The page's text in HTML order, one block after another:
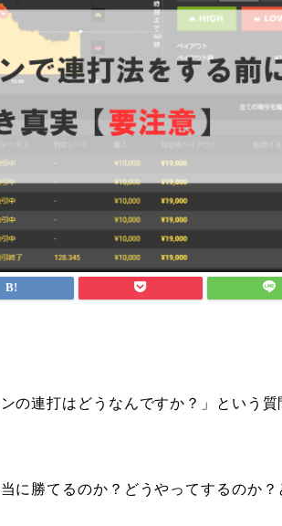
の連打はどうなんですか？」という質
に勝てるのか？どうやってするのか？